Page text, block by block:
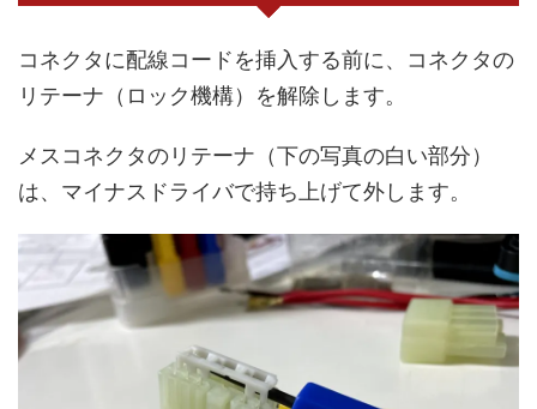
コネクタに配線コードを挿入する前に、コネクタの
リテーナ（ロック機構）を解除します。
メスコネクタのリテーナ（下の写真の白い部分）
は、マイナスドライバで持ち上げて外します。